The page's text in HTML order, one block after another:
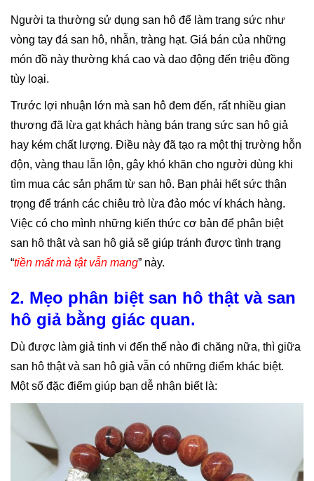
Người ta thường sử dụng san hô để làm trang sức như
vòng tay đá san hô, nhẫn, tràng hạt. Giá bán của những
món đồ này thường khá cao và dao động đến triệu đồng
tùy loại.
Trước lợi nhuận lớn mà san hô đem đến, rất nhiều gian
thương đã lừa gạt khách hàng bán trang sức san hô giả
hay kém chất lượng. Điều này đã tạo ra một thị trường hỗn
độn, vàng thau lẫn lộn, gây khó khăn cho người dùng khi
tìm mua các sản phẩm từ san hô. Bạn phải hết sức thận
trọng để tránh các chiêu trò lừa đảo móc ví khách hàng.
Việc có cho mình những kiến thức cơ bản để phân biệt
san hô thật và san hô giả sẽ giúp tránh được tình trạng
“tiền mất mà tật vẫn mang” này.
2. Mẹo phân biệt san hô thật và san
hô giả bằng giác quan.
Dù được làm giả tinh vi đến thế nào đi chăng nữa, thì giữa
san hô thật và san hô giả vẫn có những điểm khác biệt.
Một số đặc điểm giúp bạn dễ nhận biết là: